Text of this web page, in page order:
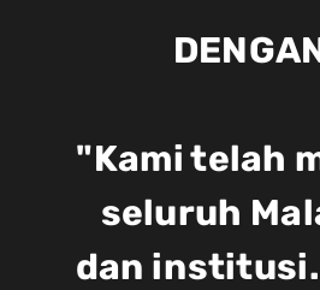
"Kami telah
seluruh
dan